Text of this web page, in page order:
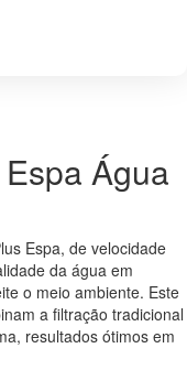
Água
Espa, de velocidade
da água em
o meio ambiente. Este
a filtração tradicional
resultados ótimos em